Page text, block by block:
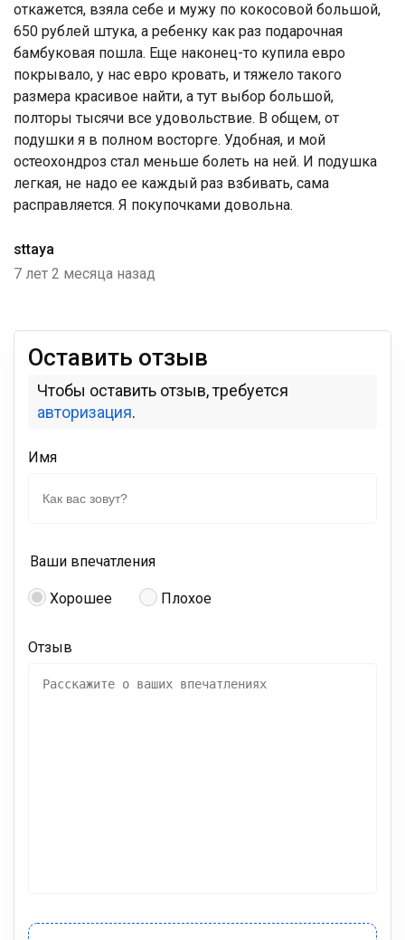
откажется, взяла себе и мужу по кокосовой большой,
650 рублей штука, а ребенку как раз подарочная
бамбуковая пошла. Еще наконец-то купила евро
покрывало, у нас евро кровать, и тяжело такого
размера красивое найти, а тут выбор большой,
полторы тысячи все удовольствие. В общем, от
подушки я в полном восторге. Удобная, и мой
остеохондроз стал меньше болеть на ней. И подушка
легкая, не надо ее каждый раз взбивать, сама
расправляется. Я покупочками довольна.
sttaya
7 лет 2 месяца назад
Оставить отзыв
Чтобы оставить отзыв, требуется
авторизация.
Имя
Ваши впечатления
Хорошее Плохое
Отзыв